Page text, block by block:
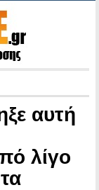
αυτή
λίγο